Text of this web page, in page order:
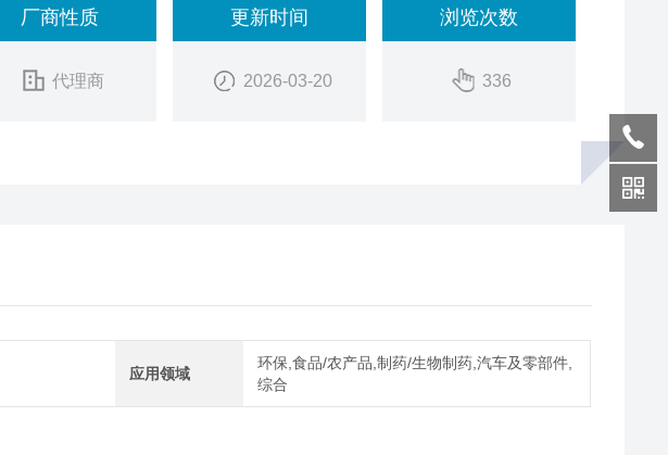
厂商性质
代理商
更新时间
2026-03-20
浏览次数
336
应用领域
环保,食品/农产品,制药/生物制药,汽车及零部件,
综合